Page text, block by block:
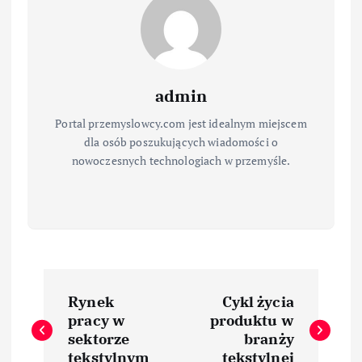
admin
Portal przemyslowcy.com jest idealnym miejscem
dla osób poszukujących wiadomości o
nowoczesnych technologiach w przemyśle.
a
Rynek
pracy w
sektorze
tekstylnym
Cykl życia
produktu w
branży
tekstylnej